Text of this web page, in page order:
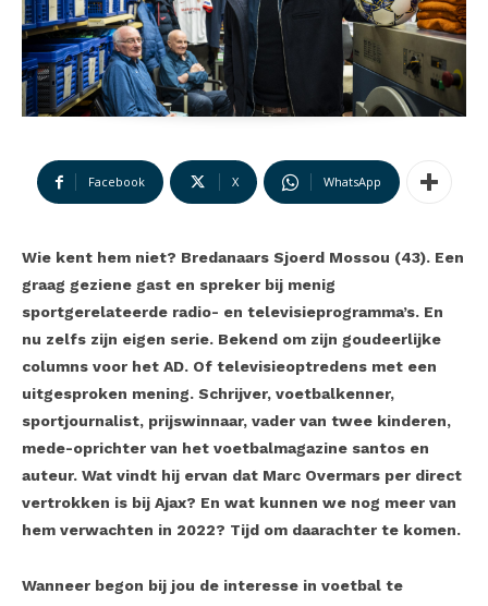
Facebook X WhatsApp
Wie kent hem niet? Bredanaars Sjoerd Mossou (43). Een
graag geziene gast en spreker bij menig
sportgerelateerde radio- en televisieprogramma’s. En
nu zelfs zijn eigen serie. Bekend om zijn goudeerlijke
columns voor het AD. Of televisieoptredens met een
uitgesproken mening. Schrijver, voetbalkenner,
sportjournalist, prijswinnaar, vader van twee kinderen,
mede-oprichter van het voetbalmagazine santos en
auteur. Wat vindt hij ervan dat Marc Overmars per direct
vertrokken is bij Ajax? En wat kunnen we nog meer van
hem verwachten in 2022? Tijd om daarachter te komen.
Wanneer begon bij jou de interesse in voetbal te